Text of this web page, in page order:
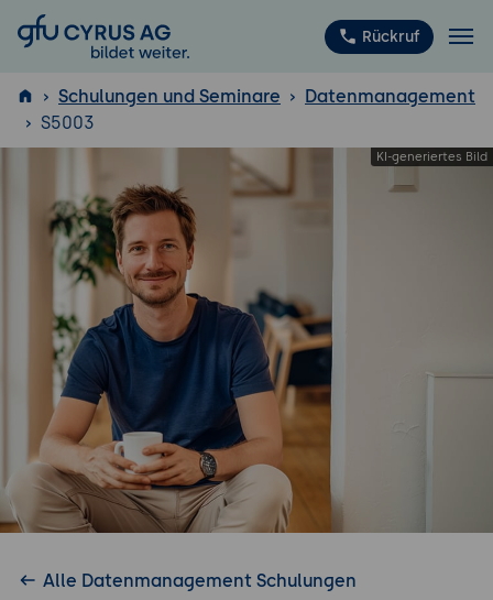
GFU Cyrus AG Rückruf
ISTQB
Schulungen und Seminare
Datenmanagement
S5003
Alle Datenmanagement Schulungen